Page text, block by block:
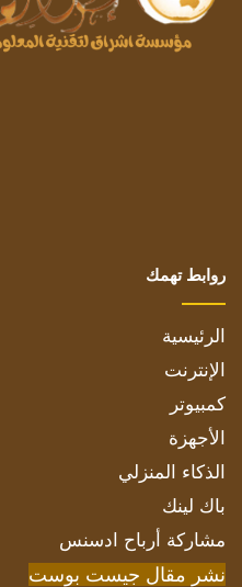
روابط تهمك
الرئيسية
الإنترنت
كمبيوتر
الأجهزة
الذكاء المنزلي
باك لينك
مشاركة أرباح ادسنس
نشر مقال جيست بوست